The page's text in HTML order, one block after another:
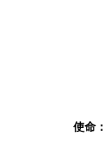
使命：